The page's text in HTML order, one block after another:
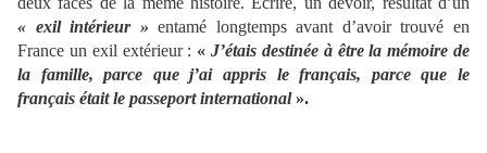
« exil intérieur » entamé longtemps avant d’avoir trouvé en
France un exil extérieur : «J’étais destinée à être la mémoire de
la famille, parce que j’ai appris le français, parce que le
français était le passeport international».